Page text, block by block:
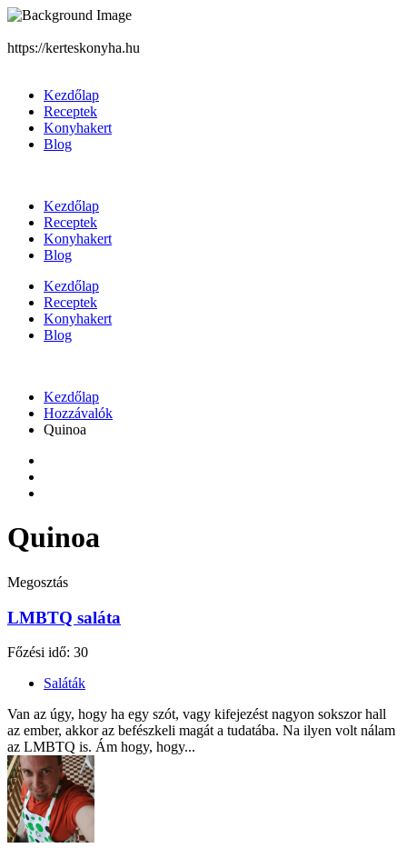
https://kerteskonyha.hu
Kezdőlap
Receptek
Konyhakert
Blog
Kezdőlap
Receptek
Konyhakert
Blog
Kezdőlap
Receptek
Konyhakert
Blog
Kezdőlap
Hozzávalók
Quinoa
Quinoa
Megosztás
LMBTQ saláta
Főzési idő: 30
Saláták
Van az úgy, hogy ha egy szót, vagy kifejezést nagyon sokszor hall
az ember, akkor az befészkeli magát a tudatába. Na ilyen volt nálam
az LMBTQ is. Ám hogy, hogy...